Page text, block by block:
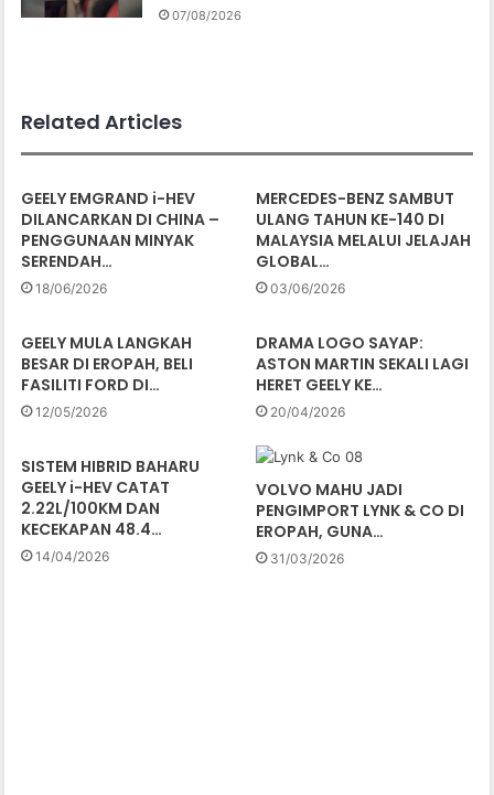
07/08/2026
Related Articles
GEELY EMGRAND i-HEV
DILANCARKAN DI CHINA –
PENGGUNAAN MINYAK
SERENDAH…
18/06/2026
MERCEDES-BENZ SAMBUT
ULANG TAHUN KE-140 DI
MALAYSIA MELALUI JELAJAH
GLOBAL…
03/06/2026
GEELY MULA LANGKAH
BESAR DI EROPAH, BELI
FASILITI FORD DI…
12/05/2026
DRAMA LOGO SAYAP:
ASTON MARTIN SEKALI LAGI
HERET GEELY KE…
20/04/2026
SISTEM HIBRID BAHARU
GEELY i-HEV CATAT
2.22L/100KM DAN
KECEKAPAN 48.4…
14/04/2026
VOLVO MAHU JADI
PENGIMPORT LYNK & CO DI
EROPAH, GUNA…
31/03/2026